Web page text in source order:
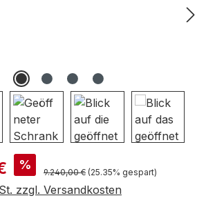
% Regulärer Preis:
9.240,00 € (25.35% gespart)
zzgl. Versandkosten